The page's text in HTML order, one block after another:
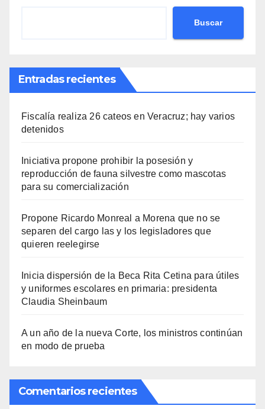
Buscar
Entradas recientes
Fiscalía realiza 26 cateos en Veracruz; hay varios
detenidos
Iniciativa propone prohibir la posesión y
reproducción de fauna silvestre como mascotas
para su comercialización
Propone Ricardo Monreal a Morena que no se
separen del cargo las y los legisladores que
quieren reelegirse
Inicia dispersión de la Beca Rita Cetina para útiles
y uniformes escolares en primaria: presidenta
Claudia Sheinbaum
A un año de la nueva Corte, los ministros continúan
en modo de prueba
Comentarios recientes